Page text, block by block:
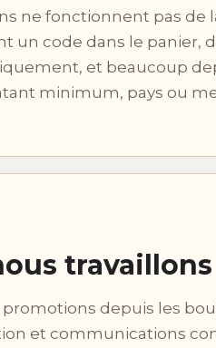
ne fonctionnent pas de
un code dans le panier,
et beaucoup
minimum, pays ou
travaillons
depuis les
et communications